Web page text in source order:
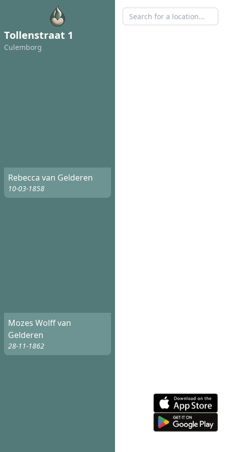
Tollenstraat 1
Culemborg
Rebecca van Gelderen
10-03-1858
Mozes Wolff van
Gelderen
28-11-1862